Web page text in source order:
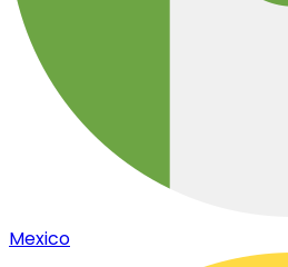
Mexico